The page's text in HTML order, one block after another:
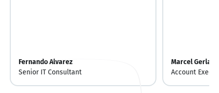
Fernando Alvarez
Senior IT Consultant
Marcel Gerlach
Account